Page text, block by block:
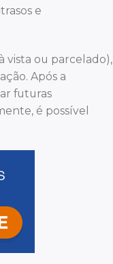
e
vista ou parcelado),
Após a
futuras
é possível